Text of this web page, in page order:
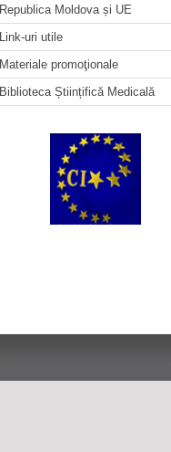
Republica Moldova și UE
Link-uri utile
Materiale promoţionale
Biblioteca Științifică Medicală